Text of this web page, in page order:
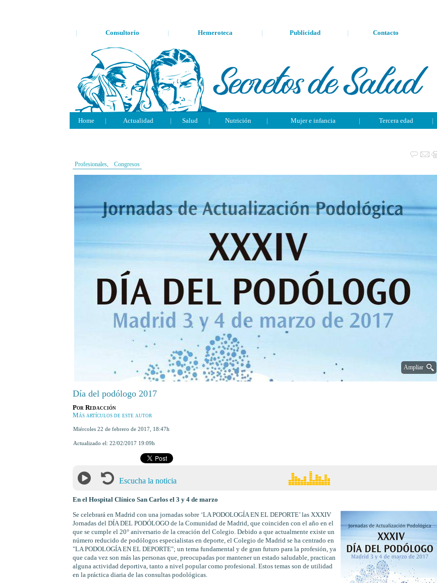
| Consultorio | Hemeroteca | Publicidad | Contacto
Home | Actualidad | Salud | Nutrición | Mujer e infancia | Tercera edad |
Profesionales, Congresos
Ampliar
Día del podólogo 2017
Por Redacción
Más artículos de este autor
miércoles 22 de febrero de 2017 18:47h
Actualizado el: 22/02/2017 19:09h
Escucha la noticia
En el Hospital Clínico San Carlos el 3 y 4 de marzo
Se celebrará en Madrid con una jornadas sobre ‘LA PODOLOGÍA EN EL DEPORTE’ las XXXIV
Jornadas del DÍA DEL PODÓLOGO de la Comunidad de Madrid, que coinciden con el año en el
que se cumple el 20° aniversario de la creación del Colegio. Debido a que actualmente existe un
número reducido de podólogos especialistas en deporte, el Colegio de Madrid se ha centrado en
"LA PODOLOGÍA EN EL DEPORTE"; un tema fundamental y de gran futuro para la profesión, ya
que cada vez son más las personas que, preocupadas por mantener un estado saludable, practican
alguna actividad deportiva, tanto a nivel popular como profesional. Estos temas son de utilidad
en la práctica diaria de las consultas podológicas.